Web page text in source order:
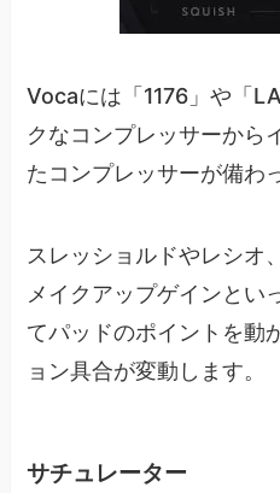
Vocaには「1176」や「
クなコンプレッサーから
たコンプレッサーが備わ
スレッショルドやレシオ
メイクアップゲインとい
てパッドのポイントを動
ョン具合が変動します。
サチュレーター